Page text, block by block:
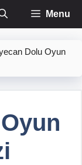
Menu
Dolu Oyun